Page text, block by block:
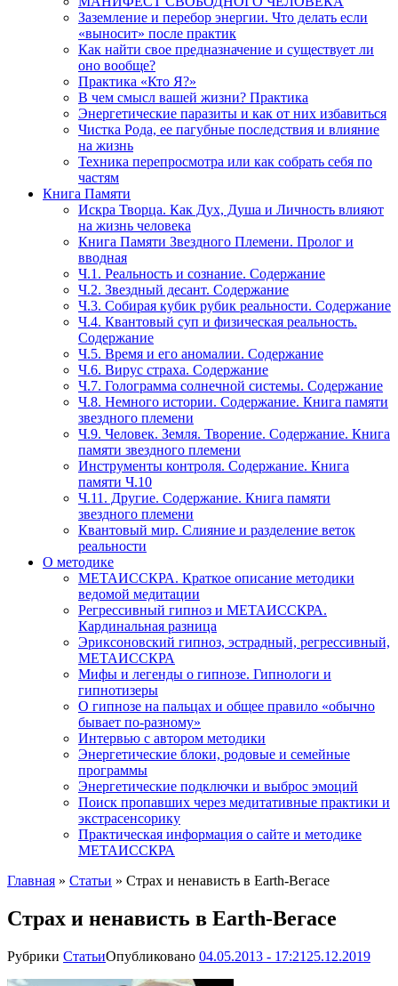
Заземление и перебор энергии. Что делать если
«выносит» после практик
Как найти свое предназначение и существует ли
оно вообще?
Практика «Кто Я?»
В чем смысл вашей жизни? Практика
Энергетические паразиты и как от них избавиться
Чистка Рода, ее пагубные последствия и влияние
на жизнь
Техника перепросмотра или как собрать себя по
частям
Книга Памяти
Искра Творца. Как Дух, Душа и Личность влияют
на жизнь человека
Книга Памяти Звездного Племени. Пролог и
вводная
Ч.1. Реальность и сознание. Содержание
Ч.2. Звездный десант. Содержание
Ч.3. Собирая кубик рубик реальности. Содержание
Ч.4. Квантовый суп и физическая реальность.
Содержание
Ч.5. Время и его аномалии. Содержание
Ч.6. Вирус страха. Содержание
Ч.7. Голограмма солнечной системы. Содержание
Ч.8. Немного истории. Содержание. Книга памяти
звездного племени
Ч.9. Человек. Земля. Творение. Содержание. Книга
памяти звездного племени
Инструменты контроля. Содержание. Книга
памяти Ч.10
Ч.11. Другие. Содержание. Книга памяти
звездного племени
Квантовый мир. Слияние и разделение веток
реальности
О методике
МЕТАИССКРА. Краткое описание методики
ведомой медитации
Регрессивный гипноз и МЕТАИССКРА.
Кардинальная разница
Эриксоновский гипноз, эстрадный, регрессивный,
МЕТАИССКРА
Мифы и легенды о гипнозе. Гипнологи и
гипнотизеры
О гипнозе на пальцах и общее правило «обычно
бывает по-разному»
Интервью с автором методики
Энергетические блоки, родовые и семейные
программы
Энергетические подключки и выброс эмоций
Поиск пропавших через медитативные практики и
экстрасенсорику
Практическая информация о сайте и методике
МЕТАИССКРА
Главная » Статьи » Страх и ненависть в Earth-Вегасе
Страх и ненависть в Earth-Вегасе
Рубрики СтатьиОпубликовано 04.05.2013 - 17:21 25.12.2019